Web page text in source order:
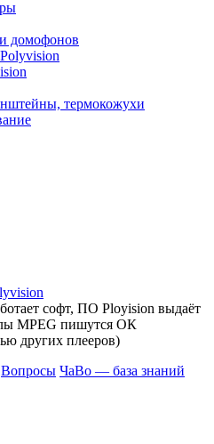
домофонов
термокожухи
софт, ПО Ployision выдаёт
MPEG пишутся ОК
других плееров)
Вопросы ЧаВо — база знаний